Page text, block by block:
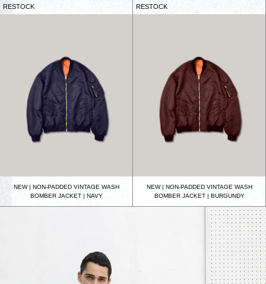
RESTOCK
NEW | NON-PADDED VINTAGE WASH
BOMBER JACKET | NAVY
RESTOCK
NEW | NON-PADDED VINTAGE WASH
BOMBER JACKET | BURGUNDY